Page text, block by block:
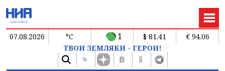
07.08.2026 °C 1 $ 81.41
€ 94.06
ТВОИ ЗЕМЛЯКИ - ГЕРОИ!